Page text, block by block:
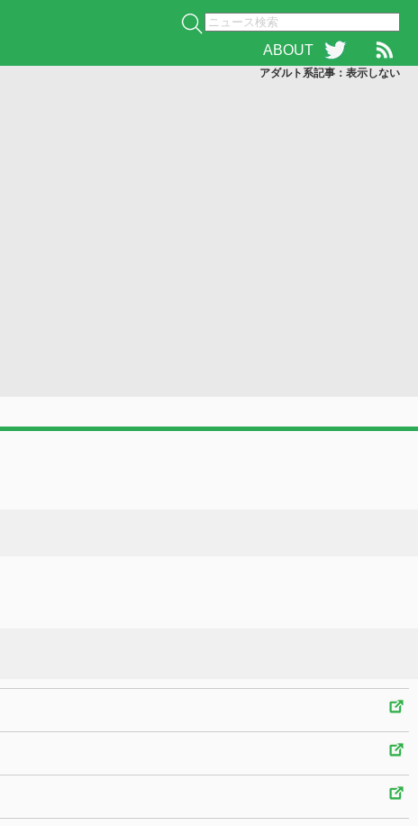
ABOUT
アダルト系記事：表示しない